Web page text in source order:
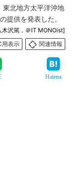
東北地方太平洋沖地
提供を発表した。
木沢篤，＠IT MONOist]
用表示
関連情報
Hatena